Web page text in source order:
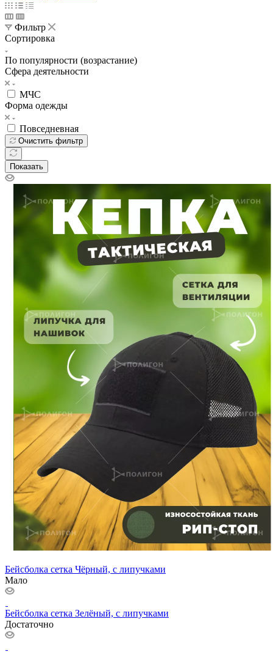
Фильтр
Сортировка
По популярности (возрастание)
Сфера деятельности
МЧС
Форма одежды
Повседневная
Очистить фильтр
Показать
Бейсболка сетка Чёрный, с липучками
Мало
Бейсболка сетка Зелёный, с липучками
Достаточно